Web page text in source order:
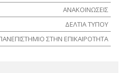
ΑΝΑΚΟΙΝΩΣΕΙΣ
ΔΕΛΤΙΑ ΤΥΠΟΥ
ΣΤΗΝ ΕΠΙΚΑΙΡΟΤΗΤΑ